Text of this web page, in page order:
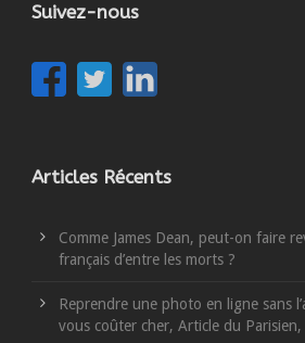
Suivez-nous
Articles Récents
Comme James Dean, peut-on faire
français d’entre les morts ?
Reprendre une photo en ligne sans
vous coûter cher, Article du